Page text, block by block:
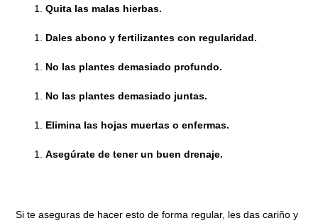
Quita las malas hierbas.
Dales abono y fertilizantes con regularidad.
No las plantes demasiado profundo.
No las plantes demasiado juntas.
Elimina las hojas muertas o enfermas.
Asegúrate de tener un buen drenaje.
Si te aseguras de hacer esto de forma regular, les das cariño y